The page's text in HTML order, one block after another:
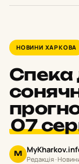
НОВИНИ ХАРКОВА
Спека
07
M
Редакція ·